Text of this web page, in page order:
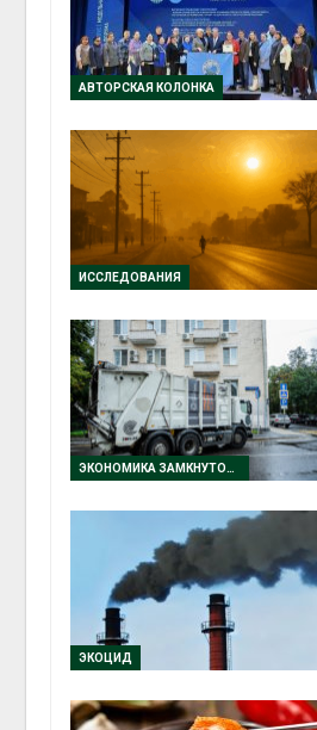
АВТОРСКАЯ КОЛОНКА
ИССЛЕДОВАНИЯ
ЭКОНОМИКА ЗАМКНУТОГО ЦИКЛА
ЭКОЦИД